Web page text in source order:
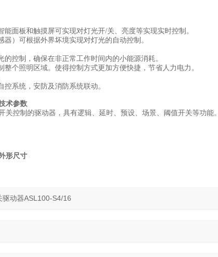
面板和触摸屏可实现对灯光开/关、亮度等实现实时控制。
）可根据外界坏境实现对灯光的自动控制。
控制，确保在非正常工作时间内的小能源消耗。
个照明区域。使得控制方式更加方便快捷，节省人力电力。
系统，安防及消防系统联动。
术参数
控制的驱动器，具有逻辑、延时、预设、场景、阈值开关等功能。
形尺寸